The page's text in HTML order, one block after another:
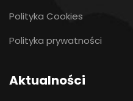
Polityka Cookies
Polityka prywatności
Aktualności